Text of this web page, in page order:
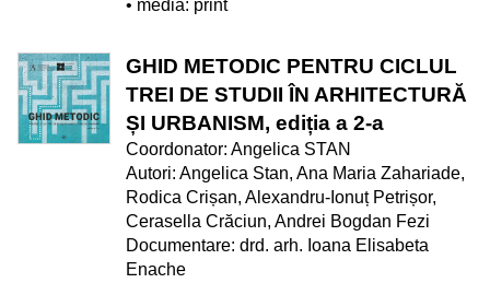
• media: print
GHID METODIC PENTRU CICLUL
TREI DE STUDII ÎN ARHITECTURĂ
ȘI URBANISM, ediția a 2-a
Coordonator: Angelica STAN
Autori: Angelica Stan, Ana Maria Zahariade,
Rodica Crișan, Alexandru-Ionuț Petrișor,
Cerasella Crăciun, Andrei Bogdan Fezi
Documentare: drd. arh. Ioana Elisabeta
Enache